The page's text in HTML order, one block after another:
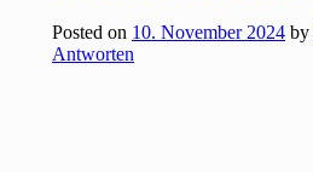
Posted on 10. November 2024 by
Antworten